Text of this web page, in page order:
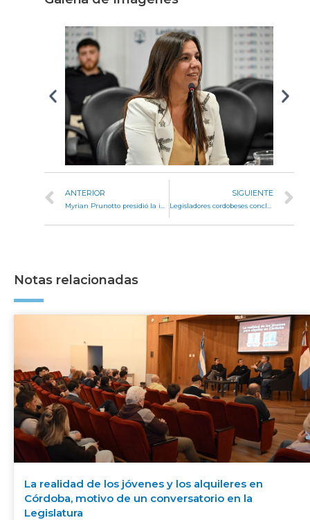
ANTERIOR SIGUIENTE
Notas relacionadas
La realidad de los jóvenes y los alquileres en
Córdoba, motivo de un conversatorio en la
Legislatura